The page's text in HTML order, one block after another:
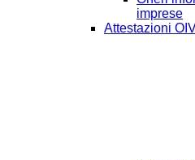
imprese
Attestazioni